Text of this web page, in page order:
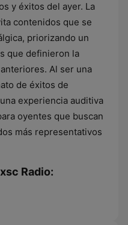
y éxitos del ayer. La
contenidos que se
priorizando un
que definieron la
Al ser una
de éxitos de
experiencia auditiva
oyentes que buscan
más representativos
Radio: